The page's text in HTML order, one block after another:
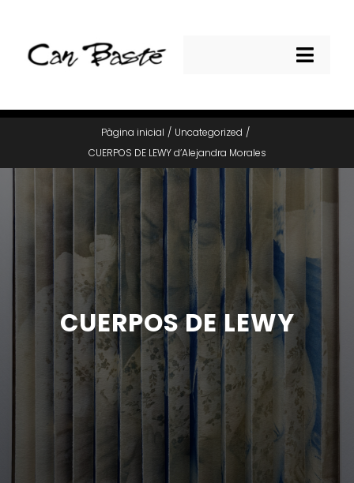
content
CAN BASTE
ACTIVITATS
SERVEIS
ESPAI FOTOGRÀFIC
19è FÒRUM FOTOGRÀFIC
Pàgina inicial
Uncategorized
CUERPOS DE LEWY d’Alejandra Morales
CUERPOS DE LEWY